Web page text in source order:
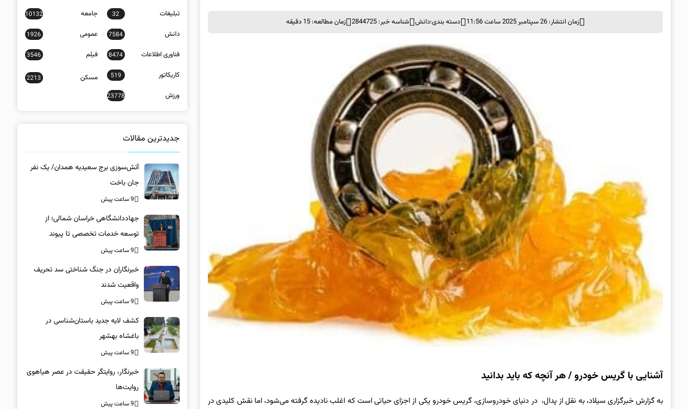
زمان انتشار: 26 سپتامبر 2025 ساعت 11:56 دسته بندی:دانش شناسه خبر: 2844725 زمان مطالعه: 15 دقیقه
آشنایی با گریس خودرو / هر آنچه که باید بدانید
به گزارش خبرگزاری سیلاد، به نقل از پدال، در دنیای خودروسازی، گریس خودرو یکی از اجزای حیاتی است که اغلب نادیده گرفته می‌شود، اما نقش کلیدی در
تبلیغات 32 جامعه 10132
دانش 7584 عمومی 1926
فناوری اطلاعات 8474 فیلم 3546
کاریکاتور 519 مسکن 2213
ورزش 23778
جدیدترین مقالات
آتش‌سوزی برج سعیدیه همدان/ یک نفر
جان باخت
9 ساعت پیش
جهاددانشگاهی خراسان شمالی؛ از
توسعه خدمات تخصصی تا پیوند
دانشگاه و جامعه
9 ساعت پیش
خبرنگاران در جنگ شناختی سد تحریف
واقعیت شدند
9 ساعت پیش
کشف لایه جدید باستان‌شناسی در
باغشاه بهشهر
9 ساعت پیش
خبرنگار، روایتگر حقیقت در عصر هیاهوی
روایت‌ها
9 ساعت پیش